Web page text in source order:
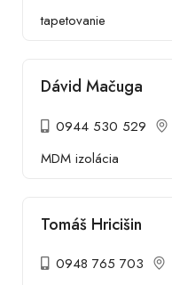
tapetovanie
Dávid Mačuga
0944 530 529
MDM izolácia
Tomáš Hricišin
0948 765 703